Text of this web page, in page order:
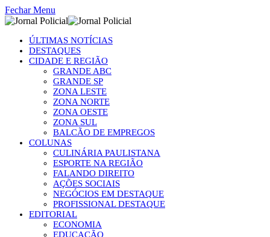
Fechar Menu
ÚLTIMAS NOTÍCIAS
DESTAQUES
CIDADE E REGIÃO
GRANDE ABC
GRANDE SP
ZONA LESTE
ZONA NORTE
ZONA OESTE
ZONA SUL
BALCÃO DE EMPREGOS
COLUNAS
CULINÁRIA PAULISTANA
ESPORTE NA REGIÃO
FALANDO DIREITO
AÇÕES SOCIAIS
NEGÓCIOS EM DESTAQUE
PROFISSIONAL DESTAQUE
EDITORIAL
ECONOMIA
EDUCAÇÃO